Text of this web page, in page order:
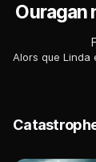
Ouragan